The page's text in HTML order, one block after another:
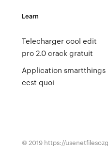
Learn
Telecharger cool edit
pro 2.0 crack gratuit
Application smartthings
cest quoi
© 2019 https://